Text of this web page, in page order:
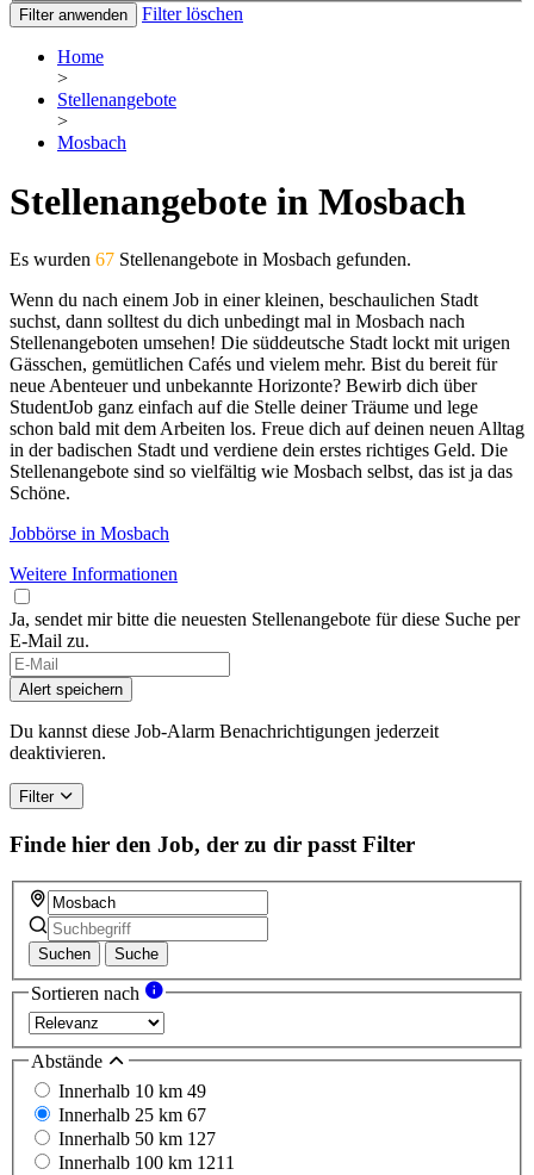
Filter anwenden Filter löschen
Home
>
Stellenangebote
>
Mosbach
Stellenangebote in Mosbach
Es wurden 67 Stellenangebote in Mosbach gefunden.
Wenn du nach einem Job in einer kleinen, beschaulichen Stadt
suchst, dann solltest du dich unbedingt mal in Mosbach nach
Stellenangeboten umsehen! Die süddeutsche Stadt lockt mit urigen
Gässchen, gemütlichen Cafés und vielem mehr. Bist du bereit für
neue Abenteuer und unbekannte Horizonte? Bewirb dich über
StudentJob ganz einfach auf die Stelle deiner Träume und lege
schon bald mit dem Arbeiten los. Freue dich auf deinen neuen Alltag
in der badischen Stadt und verdiene dein erstes richtiges Geld. Die
Stellenangebote sind so vielfältig wie Mosbach selbst, das ist ja das
Schöne.
Jobbörse in Mosbach
Weitere Informationen
Ja, sendet mir bitte die neuesten Stellenangebote für diese Suche per
E-Mail zu.
Alert speichern
Du kannst diese Job-Alarm Benachrichtigungen jederzeit
deaktivieren.
Filter
Finde hier den Job, der zu dir passt Filter
Suchen Suche
Sortieren nach
Abstände
Innerhalb 10 km 49
Innerhalb 25 km 67
Innerhalb 50 km 127
Innerhalb 100 km 1211